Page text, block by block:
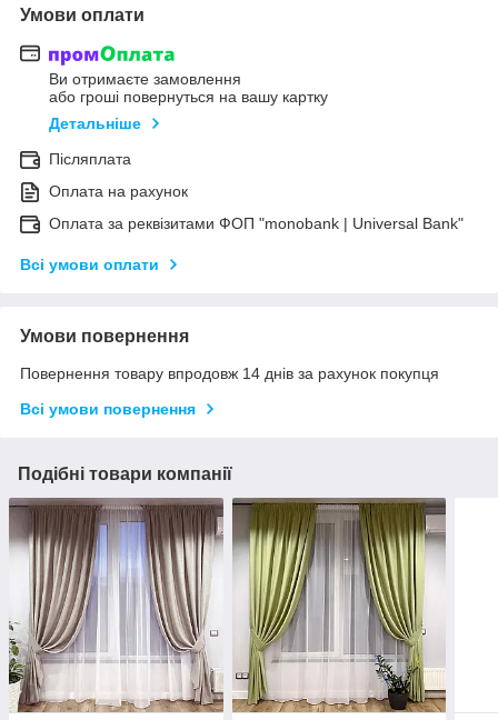
Умови оплати
Ви отримаєте замовлення
або гроші повернуться на вашу картку
Детальніше
Післяплата
Оплата на рахунок
Оплата за реквізитами ФОП "monobank | Universal Bank"
Всі умови оплати
Умови повернення
Повернення товару впродовж 14 днів за рахунок покупця
Всі умови повернення
Подібні товари компанії